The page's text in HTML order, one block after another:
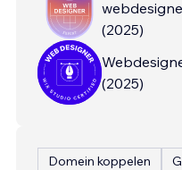
(2025)
(2025)
Domein koppelen